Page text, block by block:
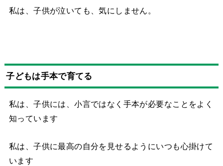
私は、子供が泣いても、気にしません。
子どもは手本で育てる
私は、子供には、小言ではなく手本が必要なことをよく
知っています
私は、子供に最高の自分を見せるようにいつも心掛けて
います